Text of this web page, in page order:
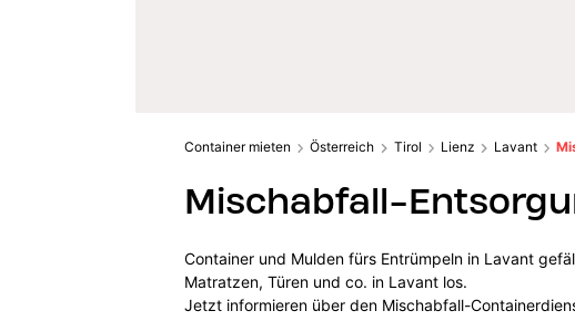
Container mieten Österreich Tirol Lienz Lavant
Mischabfall-
Container und Mulden fürs Entrümpeln in Lavant
Matratzen, Türen und co. in Lavant los.
Jetzt informieren über den Mischabfall-